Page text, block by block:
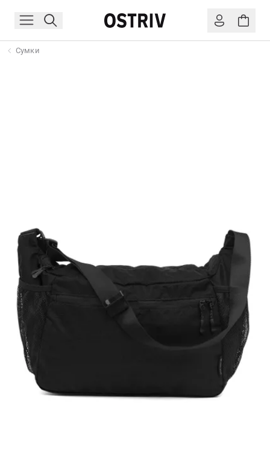
Сумки